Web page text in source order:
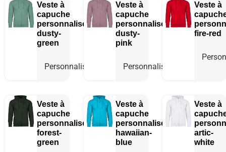
Veste à
capuche
personnalisée
dusty-
green
Personnaliser
Veste à
capuche
personnalisée
dusty-
pink
Personnaliser
Veste à
fire-red
Veste à
capuche
personnalisée
forest-
green
Veste à
capuche
personnalisée
hawaiian-
blue
Veste à
artic-
white